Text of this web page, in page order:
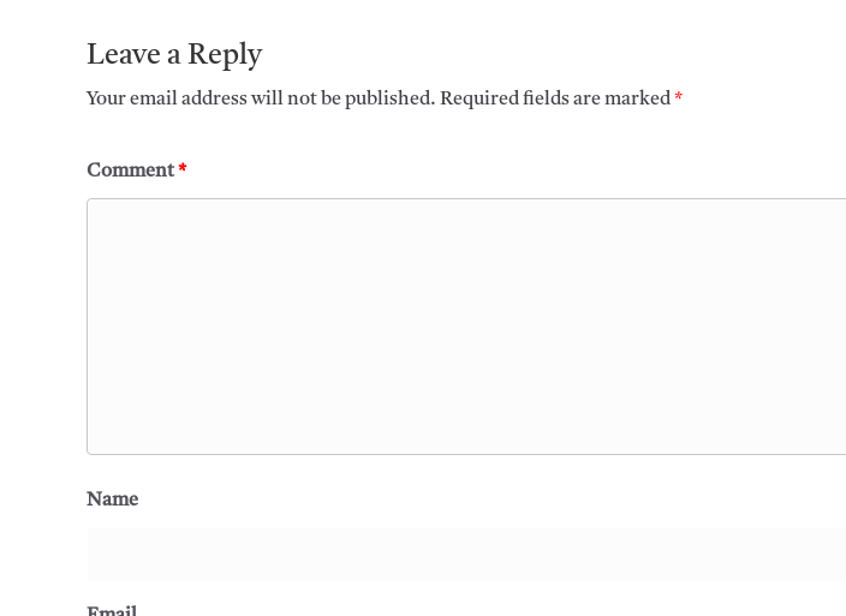
Leave a Reply
Your email address will not be published. Required fields are marked*
Comment*
Name